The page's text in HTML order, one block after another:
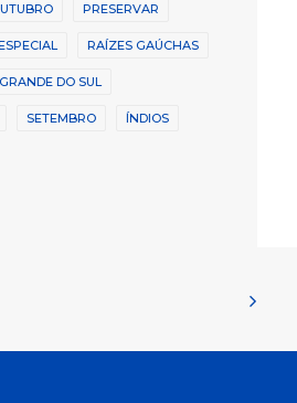
PRESERVAR
RAÍZES GAÚCHAS
DO SUL
SETEMBRO ÍNDIOS